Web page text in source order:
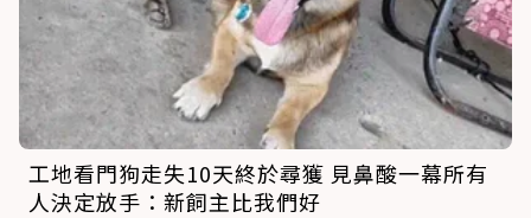
工地看門狗走失10天終於尋獲 見鼻酸一幕所有
人決定放手：新飼主比我們好